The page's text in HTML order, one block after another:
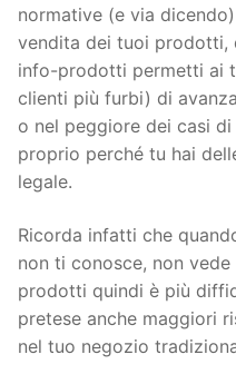
normative (e via
vendita dei tuoi prodotti,
info-prodotti permetti ai
clienti più furbi) di
o nel peggiore dei casi
proprio perché tu hai
legale.
Ricorda infatti che
non ti conosce, non
prodotti quindi è più
pretese anche maggiori
nel tuo negozio